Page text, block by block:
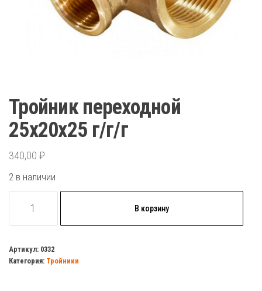
Тройник переходной
25х20х25 г/г/г
340,00 ₽
2 в наличии
товара
переходной
25х20х25
В корзину
Артикул: 0332
Категория: Тройники